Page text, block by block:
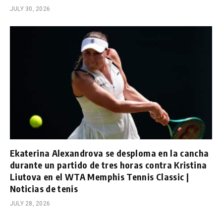
JULY 30, 2026
Ekaterina Alexandrova se desploma en la cancha
durante un partido de tres horas contra Kristina
Liutova en el WTA Memphis Tennis Classic |
Noticias de tenis
JULY 28, 2026